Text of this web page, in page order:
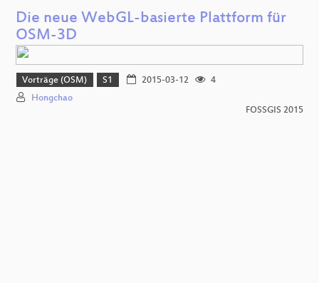
Die neue WebGL-basierte Plattform für
OSM-3D
Vorträge (OSM) S1 2015-03-12
4
Hongchao
FOSSGIS 2015